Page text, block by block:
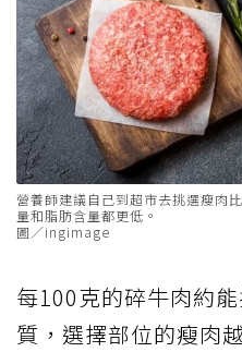
營養師建議自己到超市去挑選瘦肉
量和脂肪含量都更低。
圖／ingimage
每100克的碎牛肉約
質，選擇部位的瘦肉